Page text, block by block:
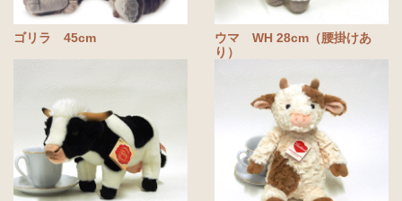
ゴリラ 45cm
ウマ WH 28cm（腰掛けあ
り）